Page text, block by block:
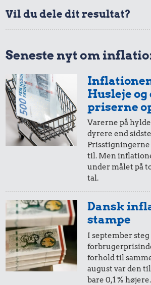
50,-
i 1978
10,-
i 1978
5,-
i 1978
5 øre
i 1978
Vil du dele dit resultat?
Seneste nyt om
Husleje
priserne
Varerne på
dyrere end
til. Men
under målet på
tal.
Dansk
stampe
I september
forhold til
august var den
bare 0,1 % højere.